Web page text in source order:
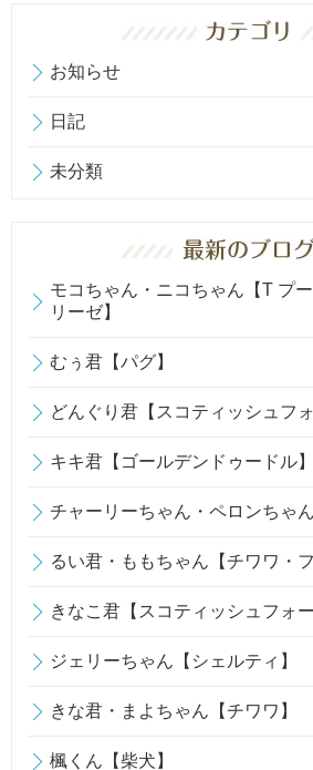
お知らせ
日記
未分類
モコちゃん・ニコちゃん【T プ
リーゼ】
むぅ君【パグ】
どんぐり君【スコティッシュフォ
キキ君【ゴールデンドゥードル】
チャーリーちゃん・ペロンちゃん
るい君・ももちゃん【チワワ・
きなこ君【スコティッシュフォー
ジェリーちゃん【シェルティ】
きな君・まよちゃん【チワワ】
楓くん【柴犬】